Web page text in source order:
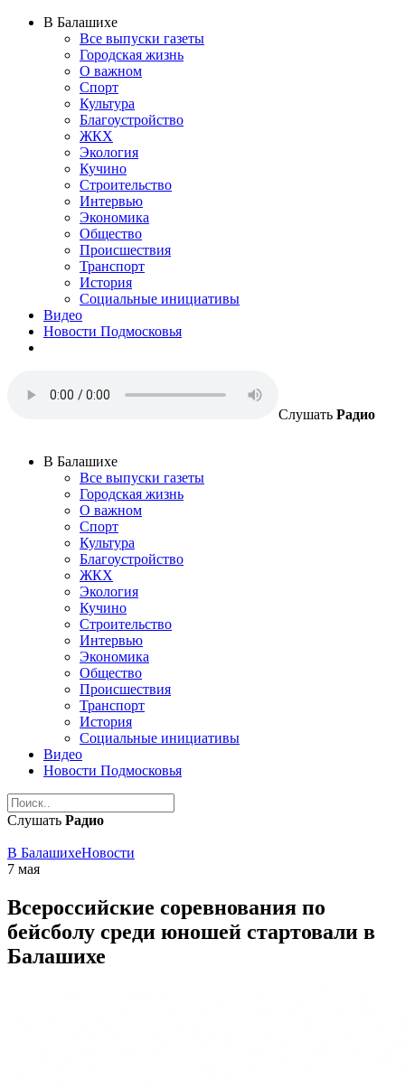
В Балашихе
Все выпуски газеты
Городская жизнь
О важном
Спорт
Культура
Благоустройство
ЖКХ
Экология
Кучино
Строительство
Интервью
Экономика
Общество
Происшествия
Транспорт
История
Социальные инициативы
Видео
Новости Подмосковья
Слушать Радио
В Балашихе
Все выпуски газеты
Городская жизнь
О важном
Спорт
Культура
Благоустройство
ЖКХ
Экология
Кучино
Строительство
Интервью
Экономика
Общество
Происшествия
Транспорт
История
Социальные инициативы
Видео
Новости Подмосковья
Слушать Радио
В БалашихеНовости
7 мая
Всероссийские соревнования по
бейсболу среди юношей стартовали в
Балашихе